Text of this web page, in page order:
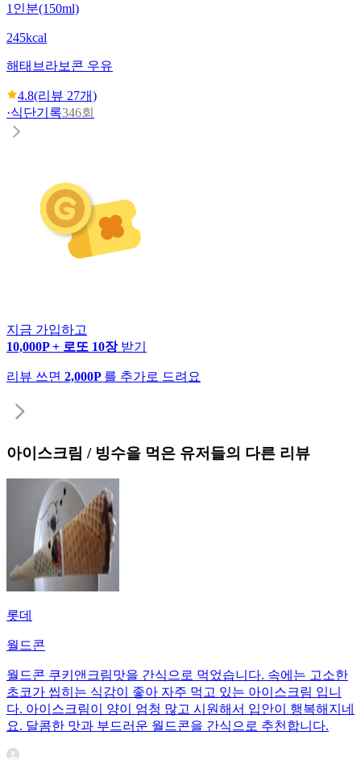
1인분(150ml)
245kcal
해태 브라보콘 우유
4.8(리뷰 27개)
·식단기록346회
지금 가입하고
10,000P + 로또 10장 받기
리뷰 쓰면 2,000P 를 추가로 드려요
아이스크림 / 빙수을 먹은 유저들의 다른 리뷰
롯데
월드콘
월드콘 쿠키앤크림맛을 간식으로 먹었습니다. 속에는 고소한
초코가 씹히는 식감이 좋아 자주 먹고 있는 아이스크림 입니
다. 아이스크림이 양이 엄청 많고 시원해서 입안이 행복해지네
요. 달콤한 맛과 부드러운 월드콘을 간식으로 추천합니다.